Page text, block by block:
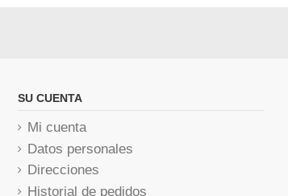
SU CUENTA
Mi cuenta
Datos personales
Direcciones
Historial de pedidos